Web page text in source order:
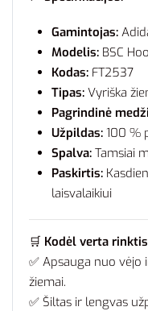
Gamintojas:
Modelis: BSC
Kodas: FT2537
Tipas: Vyriška
Pagrindinė
Užpildas: 100 %
Spalva: Tamsiai
Paskirtis:
laisvalaikiui
🛒 Kodėl verta
✅ Apsauga nuo vėjo
žiemai.
✅ Šiltas ir lengvas